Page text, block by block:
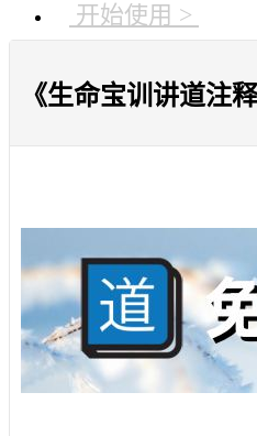
开始使用 >
《生命宝训讲道注